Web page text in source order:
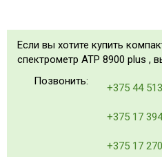
Если вы хотите купить
спектрометр ATP 8900 plus ,
Позвонить:
+375 44
+375 17
+375 17